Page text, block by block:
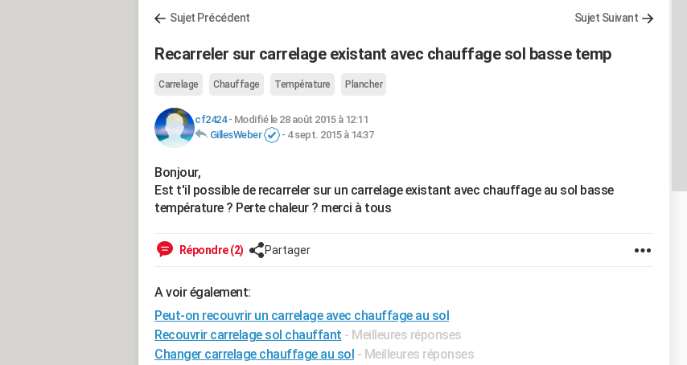
Sujet Précédent Sujet Suivant
Recarreler sur carrelage existant avec chauffage sol basse temp
Carrelage Chauffage Température Plancher
cf2424- Modifié le 28 août 2015 à 12:11
GillesWeber
- 4 sept. 2015 à 14:37
Bonjour,
Est t'il possible de recarreler sur un carrelage existant avec chauffage au sol basse
température ? Perte chaleur ? merci à tous
Répondre (2) Partager
A voir également:
Peut-on recouvrir un carrelage avec chauffage au sol
Recouvrir carrelage sol chauffant - Meilleures réponses
Changer carrelage chauffage au sol - Meilleures réponses